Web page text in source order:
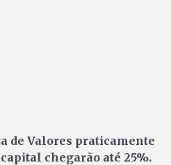
de Valores praticamente
chegarão até 25%.